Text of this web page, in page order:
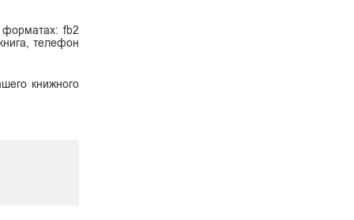
форматах: fb2
телефон
книжного